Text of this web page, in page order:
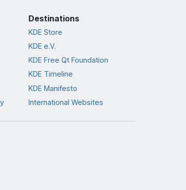
Destinations
KDE Store
KDE e.V.
KDE Free Qt Foundation
KDE Timeline
KDE Manifesto
International Websites